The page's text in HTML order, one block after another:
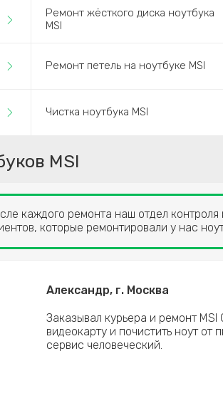
Ремонт жёсткого диска ноутбука
MSI
Ремонт петель на ноутбуке MSI
Чистка ноутбука MSI
MSI
каждого ремонта наш отдел контроля
которые ремонтировали у нас
Александр, г. Москва
Заказывал курьера и ремонт
видеокарту и почистить ноут
сервис человеческий.